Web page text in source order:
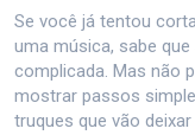
Se você já tentou
uma música, sabe
complicada. Mas não
mostrar passos
truques que vão